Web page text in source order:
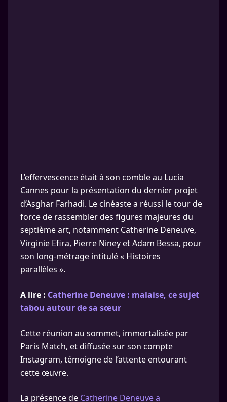
L’effervescence était à son comble au Lucia
Cannes pour la présentation du dernier projet
d’Asghar Farhadi. Le cinéaste a réussi le tour de
force de rassembler des figures majeures du
septième art, notamment Catherine Deneuve,
Virginie Efira, Pierre Niney et Adam Bessa, pour
son long-métrage intitulé « Histoires
parallèles ».
A lire : Catherine Deneuve : malaise, ce sujet
tabou autour de sa sœur
Cette réunion au sommet, immortalisée par
Paris Match, et diffusée sur son compte
Instagram, témoigne de l’attente entourant
cette œuvre.
La présence de Catherine Deneuve a